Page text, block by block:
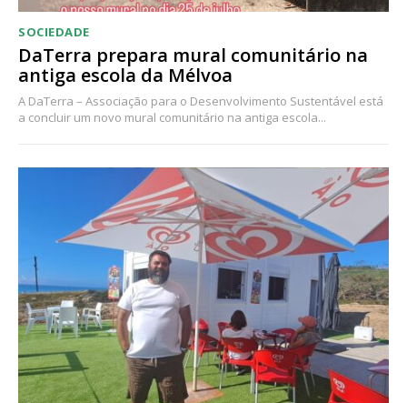
SOCIEDADE
DaTerra prepara mural comunitário na
antiga escola da Mélvoa
A DaTerra – Associação para o Desenvolvimento Sustentável está
a concluir um novo mural comunitário na antiga escola...